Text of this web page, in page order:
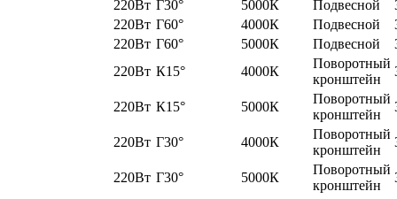
220Вт Г30° 5000К Подвесной
220Вт Г60° 4000К Подвесной
220Вт Г60° 5000К Подвесной
220Вт К15° 4000К
Поворотный
кронштейн
220Вт К15° 5000К
Поворотный
кронштейн
220Вт Г30° 4000К
Поворотный
кронштейн
220Вт Г30° 5000К
Поворотный
кронштейн